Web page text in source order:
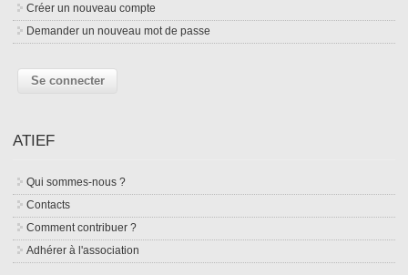
Créer un nouveau compte
Demander un nouveau mot de passe
ATIEF
Qui sommes-nous ?
Contacts
Comment contribuer ?
Adhérer à l'association